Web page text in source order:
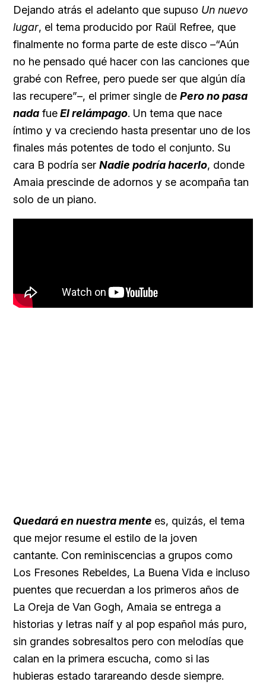
Dejando atrás el adelanto que supuso Un nuevo
lugar, el tema producido por Raül Refree, que
finalmente no forma parte de este disco –“Aún
no he pensado qué hacer con las canciones que
grabé con Refree, pero puede ser que algún día
las recupere”–, el primer single de Pero no pasa
nada fueEl relámpago. Un tema que nace
íntimo y va creciendo hasta presentar uno de los
finales más potentes de todo el conjunto. Su
cara B podría ser Nadie podría hacerlo, donde
Amaia prescinde de adornos y se acompaña tan
solo de un piano.
Quedará en nuestra mente es, quizás, el tema
que mejor resume el estilo de la joven
cantante. Con reminiscencias a grupos como
Los Fresones Rebeldes, La Buena Vida e incluso
puentes que recuerdan a los primeros años de
La Oreja de Van Gogh, Amaia se entrega a
historias y letras naíf y al pop español más puro,
sin grandes sobresaltos pero con melodías que
calan en la primera escucha, como si las
hubieras estado tarareando desde siempre.